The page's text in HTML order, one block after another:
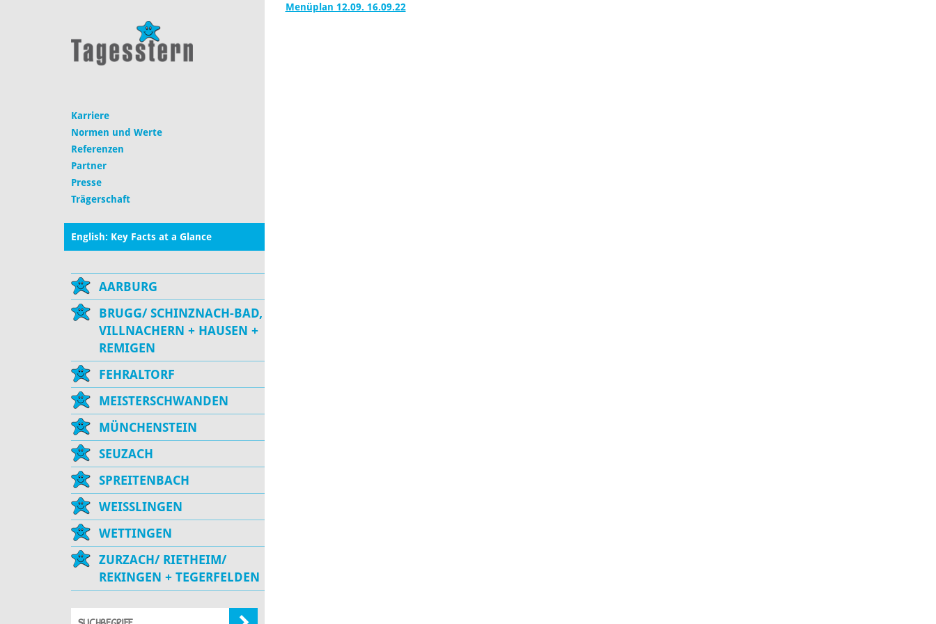
Karriere
Normen und Werte
Referenzen
Partner
Presse
Trägerschaft
English: Key Facts at a Glance
AARBURG
BRUGG/ SCHINZNACH-BAD,
VILLNACHERN + HAUSEN +
REMIGEN
FEHRALTORF
MEISTERSCHWANDEN
MÜNCHENSTEIN
SEUZACH
SPREITENBACH
WEISSLINGEN
WETTINGEN
ZURZACH/ RIETHEIM/
REKINGEN + TEGERFELDEN
Menüplan 12.09. 16.09.22